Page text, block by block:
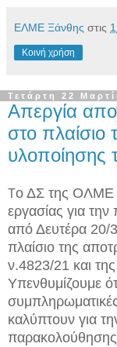
ΕΛΜΕ Ξάνθης στις
Κοινή χρήση
Τετάρτη 22
Απεργία
στο πλαίσιο
υλοποίησης
Το ΔΣ της ΟΛΜΕ
εργασίας για
από Δευτέρα 20/
πλαίσιο της
ν.4823/21 και
Υπενθυμίζουμε
καλύπτουν για
παρακολούθησης